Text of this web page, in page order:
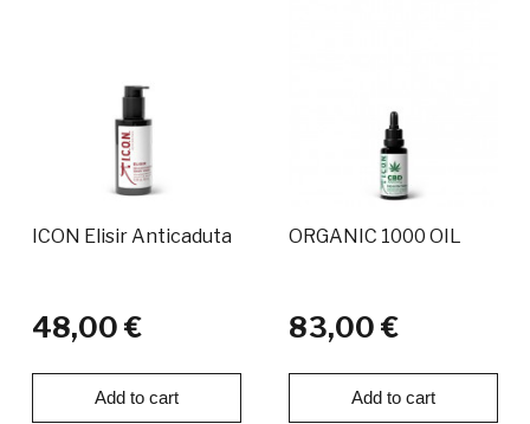
ICON Elisir Anticaduta
48,00 €
Add to cart
ORGANIC 1000 OIL
83,00 €
Add to cart